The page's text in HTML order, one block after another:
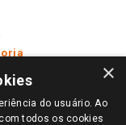
×
do usuário. Ao
todos os cookies